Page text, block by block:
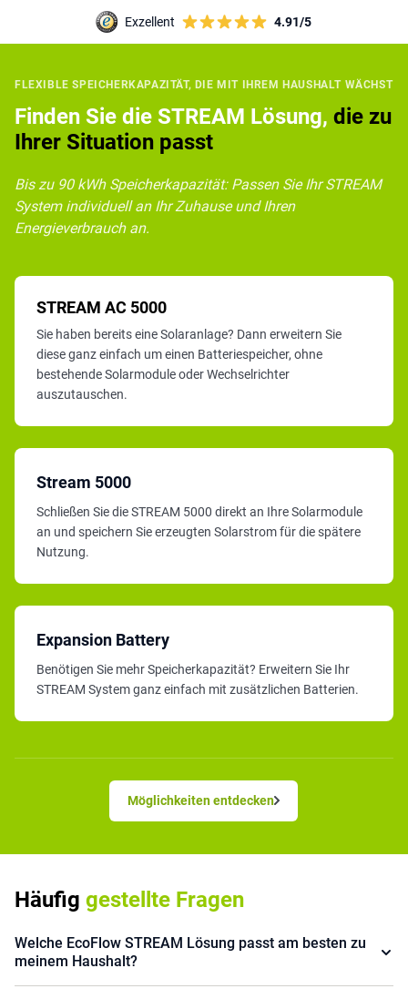
Exzellent 4.91/5
FLEXIBLE SPEICHERKAPAZITÄT, DIE MIT IHREM HAUSHALT WÄCHST
Finden Sie die STREAM Lösung, die zu
Ihrer Situation passt
Bis zu 90 kWh Speicherkapazität: Passen Sie Ihr STREAM
System individuell an Ihr Zuhause und Ihren
Energieverbrauch an.
STREAM AC 5000
Sie haben bereits eine Solaranlage? Dann erweitern Sie
diese ganz einfach um einen Batteriespeicher, ohne
bestehende Solarmodule oder Wechselrichter
auszutauschen.
Stream 5000
Schließen Sie die STREAM 5000 direkt an Ihre Solarmodule
an und speichern Sie erzeugten Solarstrom für die spätere
Nutzung.
Expansion Battery
Benötigen Sie mehr Speicherkapazität? Erweitern Sie Ihr
STREAM System ganz einfach mit zusätzlichen Batterien.
Möglichkeiten entdecken
Häufig gestellte Fragen
Welche EcoFlow STREAM Lösung passt am besten zu
meinem Haushalt?